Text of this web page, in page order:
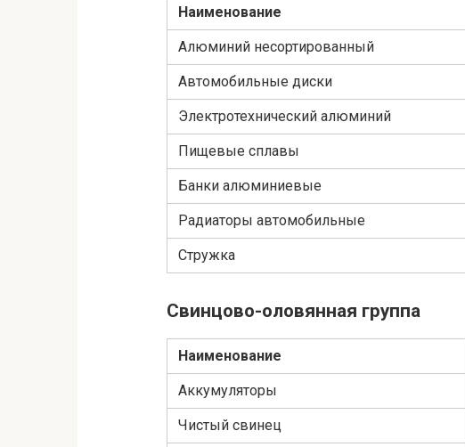
Наименование
Алюминий несортированный
Автомобильные диски
Электротехнический алюминий
Пищевые сплавы
Банки алюминиевые
Радиаторы автомобильные
Стружка
Свинцово-оловянная группа
Наименование
Аккумуляторы
Чистый свинец